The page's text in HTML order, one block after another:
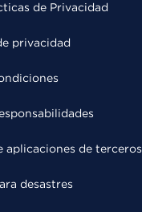
de Privacidad
privacidad
aplicaciones de terceros
desastres